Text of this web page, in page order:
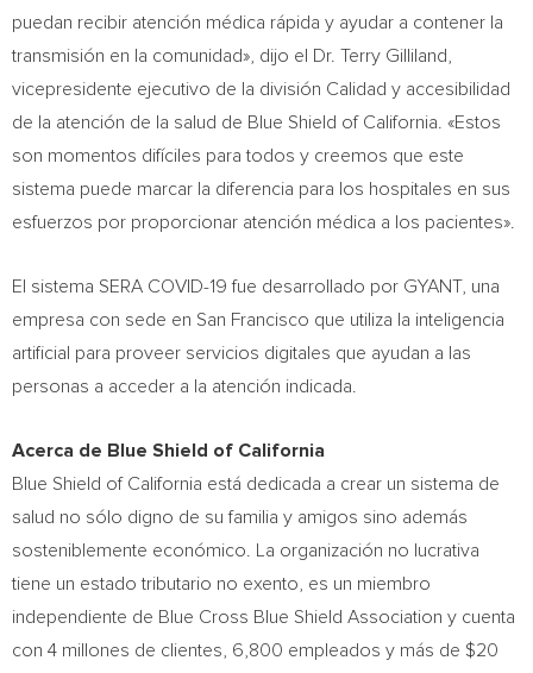
puedan recibir atención médica rápida y ayudar a contener la
transmisión en la comunidad», dijo el Dr. Terry Gilliland
vicepresidente ejecutivo de la división Calidad y accesibilidad
de la atención de la salud de Blue Shield of California . «Estos
son momentos difíciles para todos y creemos que este
sistema puede marcar la diferencia para los hospitales en sus
esfuerzos por proporcionar atención médica a los pacientes».
El sistema SERA COVID-19 fue desarrollado por GYANT, una
empresa con sede en San Francisco que utiliza la inteligencia
artificial para proveer servicios digitales que ayudan a las
personas a acceder a la atención indicada.
Acerca de Blue Shield of California
Blue Shield of California está dedicada a crear un sistema de
salud no sólo digno de su familia y amigos sino además
sosteniblemente económico. La organización no lucrativa
tiene un estado tributario no exento, es un miembro
independiente de Blue Cross Blue Shield Association y cuenta
con 4 millones de clientes, 6,800 empleados y más de $20